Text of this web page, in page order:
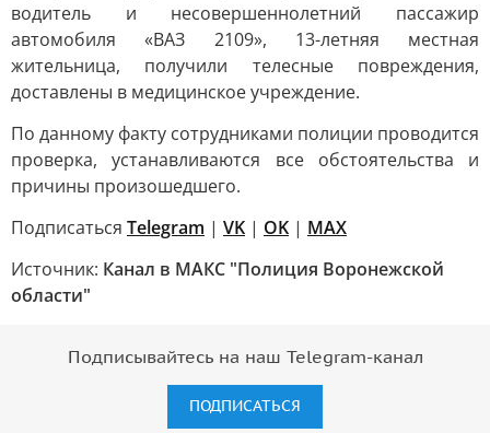
водитель и несовершеннолетний пассажир
автомобиля «ВАЗ 2109», 13-летняя местная
жительница, получили телесные повреждения,
доставлены в медицинское учреждение.
По данному факту сотрудниками полиции проводится
проверка, устанавливаются все обстоятельства и
причины произошедшего.
Подписаться Telegram | VK | OK | MAX
Источник: Канал в МАКС "Полиция Воронежской
области"
Подписывайтесь на наш Telegram-канал
ПОДПИСАТЬСЯ